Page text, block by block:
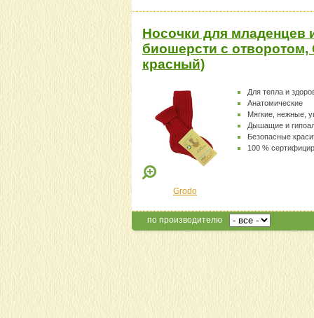
Носочки для младенцев
биошерсти с
красный)
Для тепла и
Анатомические
Мягкие, нежные,
Дышащие и
Безопасные
100 %
Grodo
по производителю